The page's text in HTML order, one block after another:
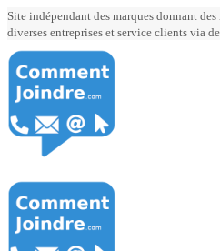
Site indépendant des marques donnant
diverses entreprises et service clients via